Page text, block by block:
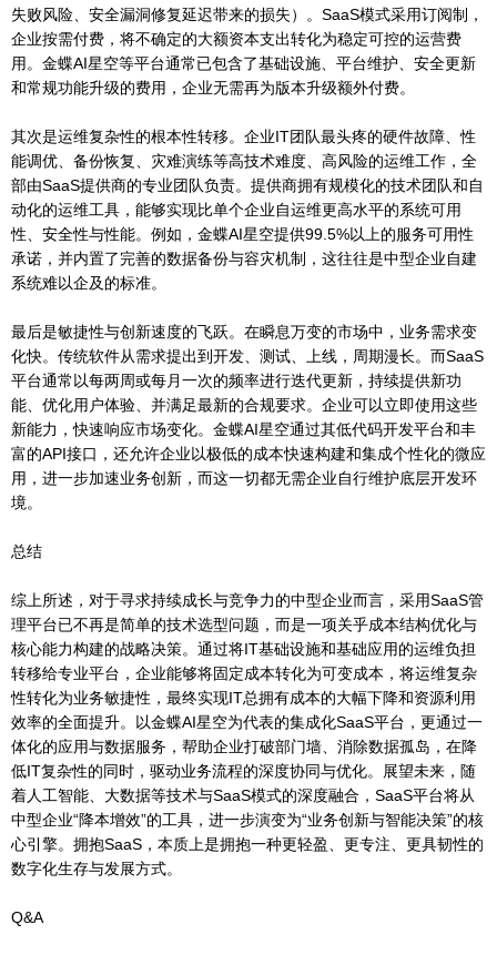
失败风险、安全漏洞修复延迟带来的损失）。SaaS模式采用订阅制，
企业按需付费，将不确定的大额资本支出转化为稳定可控的运营费
用。金蝶AI星空等平台通常已包含了基础设施、平台维护、安全更新
和常规功能升级的费用，企业无需再为版本升级额外付费。
其次是运维复杂性的根本性转移。企业IT团队最头疼的硬件故障、性
能调优、备份恢复、灾难演练等高技术难度、高风险的运维工作，全
部由SaaS提供商的专业团队负责。提供商拥有规模化的技术团队和自
动化的运维工具，能够实现比单个企业自运维更高水平的系统可用
性、安全性与性能。例如，金蝶AI星空提供99.5%以上的服务可用性
承诺，并内置了完善的数据备份与容灾机制，这往往是中型企业自建
系统难以企及的标准。
最后是敏捷性与创新速度的飞跃。在瞬息万变的市场中，业务需求变
化快。传统软件从需求提出到开发、测试、上线，周期漫长。而SaaS
平台通常以每两周或每月一次的频率进行迭代更新，持续提供新功
能、优化用户体验、并满足最新的合规要求。企业可以立即使用这些
新能力，快速响应市场变化。金蝶AI星空通过其低代码开发平台和丰
富的API接口，还允许企业以极低的成本快速构建和集成个性化的微应
用，进一步加速业务创新，而这一切都无需企业自行维护底层开发环
境。
总结
综上所述，对于寻求持续成长与竞争力的中型企业而言，采用SaaS管
理平台已不再是简单的技术选型问题，而是一项关乎成本结构优化与
核心能力构建的战略决策。通过将IT基础设施和基础应用的运维负担
转移给专业平台，企业能够将固定成本转化为可变成本，将运维复杂
性转化为业务敏捷性，最终实现IT总拥有成本的大幅下降和资源利用
效率的全面提升。以金蝶AI星空为代表的集成化SaaS平台，更通过一
体化的应用与数据服务，帮助企业打破部门墙、消除数据孤岛，在降
低IT复杂性的同时，驱动业务流程的深度协同与优化。展望未来，随
着人工智能、大数据等技术与SaaS模式的深度融合，SaaS平台将从
中型企业“降本增效”的工具，进一步演变为“业务创新与智能决策”的核
心引擎。拥抱SaaS，本质上是拥抱一种更轻盈、更专注、更具韧性的
数字化生存与发展方式。
Q&A